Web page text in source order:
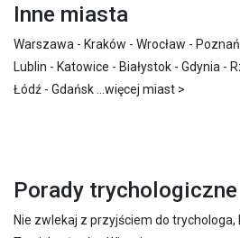
Inne miasta
Warszawa - Kraków - Wrocław - Poznań
Lublin - Katowice - Białystok - Gdynia -
Łódź - Gdańsk...więcej miast >
Porady trychologiczne
Nie zwlekaj z przyjściem do